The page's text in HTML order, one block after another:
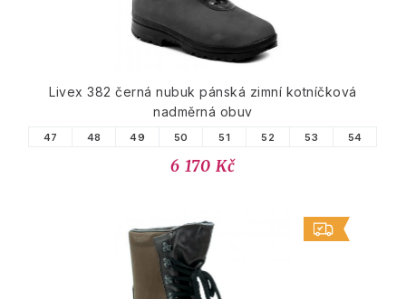
Livex 382 černá nubuk pánská zimní kotníčková
nadměrná obuv
47 48 49 50 51 52 53 54
6 170 Kč